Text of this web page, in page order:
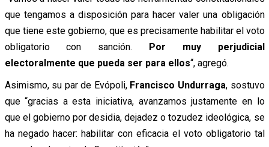
que tengamos a disposición para hacer valer una obligación
que tiene este gobierno, que es precisamente habilitar el voto
obligatorio con sanción.
Por muy perjudicial
electoralmente que pueda ser para ellos“, agregó.
Asimismo, su par de Evópoli, Francisco Undurraga, sostuvo
que “gracias a esta iniciativa, avanzamos justamente en lo
que el gobierno por desidia, dejadez o tozudez ideológica, se
ha negado hacer: habilitar con eficacia el voto obligatorio tal